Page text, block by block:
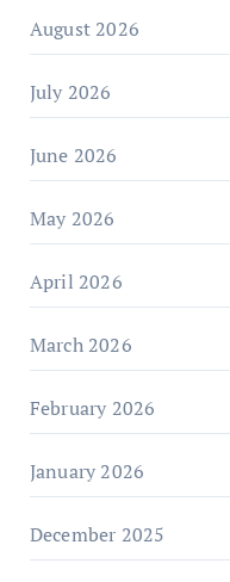
August 2026
July 2026
June 2026
May 2026
April 2026
March 2026
February 2026
January 2026
December 2025